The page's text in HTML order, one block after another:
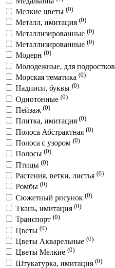
Мелкие цветы (0)
Металл, имитация (0)
Металлизированные (0)
Металлизированные (0)
Модерн (0)
Молодежные, для подростков
Морская тематика (0)
Надписи, буквы (0)
Однотонные (0)
Пейзаж (0)
Плитка, имитация (0)
Полоса Абстрактная (0)
Полоса с узором (0)
Полосы (0)
Птицы (0)
Растения, ветки, листья (0)
Ромбы (0)
Сюжетный рисунок (0)
Ткань, имитация (0)
Транспорт (0)
Цветы (0)
Цветы Акварельные (0)
Цветы Мелкие (0)
Штукатурка, имитация (0)